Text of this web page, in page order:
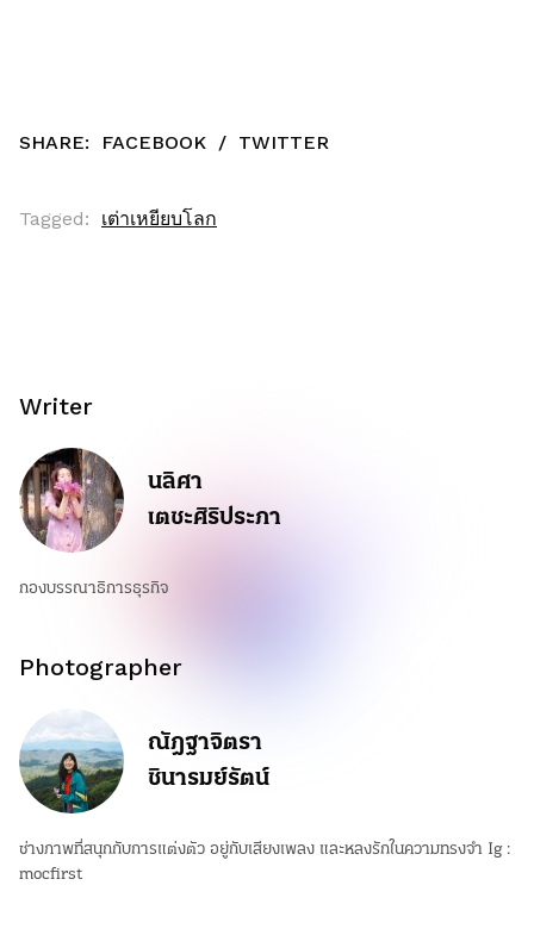
SHARE: FACEBOOK / TWITTER
Tagged: เต่าเหยียบโลก
Writer
นลิศา
เตชะศิริประภา
กองบรรณาธิการธุรกิจ
Photographer
ณัฎฐาจิตรา
ชินารมย์รัตน์
ช่างภาพที่สนุกกับการแต่งตัว อยู่กับเสียงเพลง และหลงรักในความทรงจำ Ig :
mocfirst